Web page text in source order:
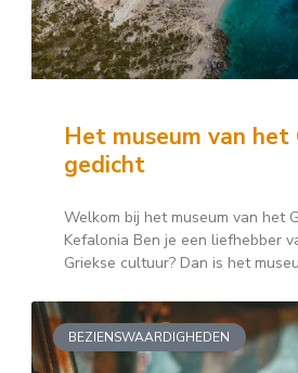
Het museum van het
gedicht
Welkom bij het museum van het
Kefalonia Ben je een liefhebber
Griekse cultuur? Dan is het
BEZIENSWAARDIGHEDEN